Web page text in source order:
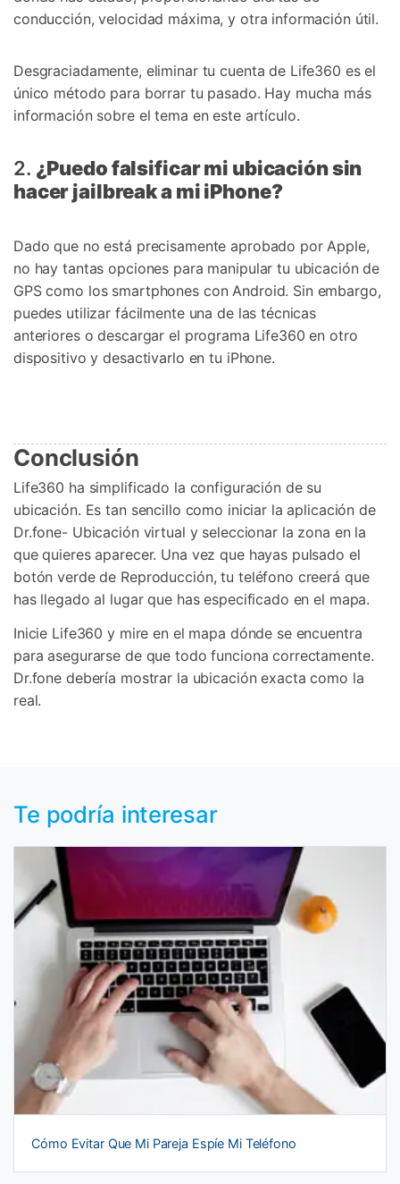
conducción, velocidad máxima, y otra información útil.
Desgraciadamente, eliminar tu cuenta de Life360 es el
único método para borrar tu pasado. Hay mucha más
información sobre el tema en este artículo.
2. ¿Puedo falsificar mi ubicación sin
hacer jailbreak a mi iPhone?
Dado que no está precisamente aprobado por Apple,
no hay tantas opciones para manipular tu ubicación de
GPS como los smartphones con Android. Sin embargo,
puedes utilizar fácilmente una de las técnicas
anteriores o descargar el programa Life360 en otro
dispositivo y desactivarlo en tu iPhone.
Conclusión
Life360 ha simplificado la configuración de su
ubicación. Es tan sencillo como iniciar la aplicación de
Dr.fone- Ubicación virtual y seleccionar la zona en la
que quieres aparecer. Una vez que hayas pulsado el
botón verde de Reproducción, tu teléfono creerá que
has llegado al lugar que has especificado en el mapa.
Inicie Life360 y mire en el mapa dónde se encuentra
para asegurarse de que todo funciona correctamente.
Dr.fone debería mostrar la ubicación exacta como la
real.
Te podría interesar
Cómo Evitar Que Mi Pareja Espíe Mi Teléfono